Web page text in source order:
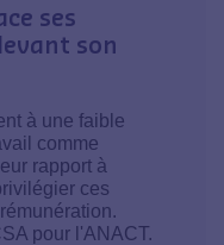
ses
son
à une faible
comme
rapport à
ces
pour l'ANACT.